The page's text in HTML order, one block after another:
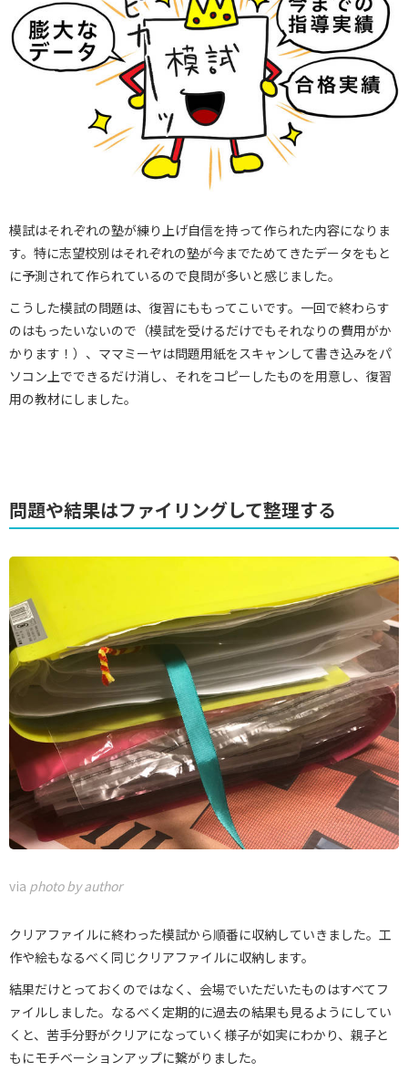
模試はそれぞれの塾が練り上げ自信を持って作られた内容になりま
す。特に志望校別はそれぞれの塾が今までためてきたデータをもと
に予測されて作られているので良問が多いと感じました。
こうした模試の問題は、復習にももってこいです。一回で終わらす
のはもったいないので（模試を受けるだけでもそれなりの費用がか
かります！）、ママミーヤは問題用紙をスキャンして書き込みをパ
ソコン上でできるだけ消し、それをコピーしたものを用意し、復習
用の教材にしました。
問題や結果はファイリングして整理する
via photo by author
クリアファイルに終わった模試から順番に収納していきました。工
作や絵もなるべく同じクリアファイルに収納します。
結果だけとっておくのではなく、会場でいただいたものはすべてフ
ァイルしました。なるべく定期的に過去の結果も見るようにしてい
くと、苦手分野がクリアになっていく様子が如実にわかり、親子と
もにモチベーションアップに繋がりました。